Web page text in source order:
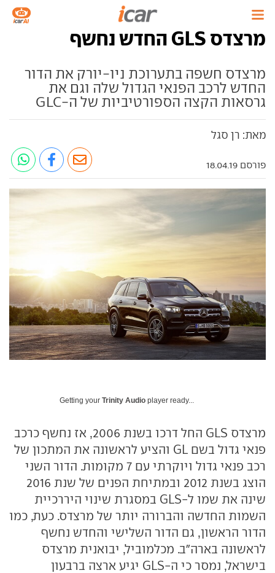
מרצדס GLS החדש נחשף
מרצדס חשפה בתערוכת ניו-יורק את הדור
החדש לרכב הפנאי הגדול שלה וגם את
גרסאות הקצה הספורטיביות של ה-GLC
מאת: רן סגל
פורסם 18.04.19
Getting your Trinity Audio player ready...
מרצדס GLS החל דרכו בשנת 2006, אז נחשף כרכב
פנאי גדול בשם GL והציע לראשונה את המתכון של
רכב פנאי גדול ויוקרתי עם 7 מקומות. הדור השני
הוצג בשנת 2012 ובמתיחת הפנים של שנת 2016
שינה את שמו ל-GLS במסגרת שינוי היררכיית
השמות החדשה והברורה יותר של מרצדס. כעת, כמו
הדור הראשון, גם הדור השלישי והחדש נחשף
לראשונה בארה"ב. מכלמוביל, יבואנית מרצדס
בישראל, נמסר כי ה-GLS יגיע ארצה ברבעון